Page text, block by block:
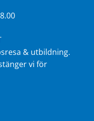
& utbildning.
vi för